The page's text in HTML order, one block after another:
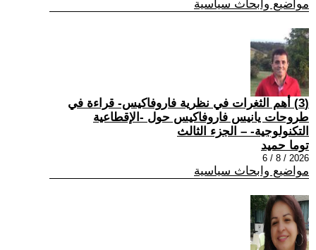
مواضيع وابحاث سياسية
(3) أهم الثغرات في نظرية فاروفاكيس- قراءة في
طروحات يانيس فاروفاكيس حول -الإقطاعية
التكنولوجية- – الجزء الثالث
توما حميد
2026 / 8 / 6
مواضيع وابحاث سياسية